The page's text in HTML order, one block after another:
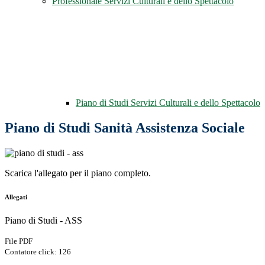
Piano di Studi Servizi Culturali e dello Spettacolo
Piano di Studi Sanità Assistenza Sociale
Scarica l'allegato per il piano completo.
Allegati
Piano di Studi - ASS
File PDF
Contatore click: 126